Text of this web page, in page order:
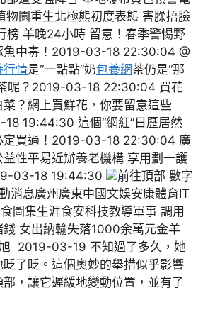
物園重生北極熊初度表態 害臊捂臉
榜 羊晚24小時 留意！春季警惕野
魚中毒！2019-03-18 22:30:04 @
行情是“一點點”奶包養網茶仍是“那
呢？2019-03-18 22:30:04 買花
？網上買鮮花，你要留意這些
19:44:30 這個“網紅”日歷居然
定買過！2019-03-18 22:30:04 廣
性平易近辦養老機構 享用劃一護
03-18 19:44:30
前往頂部 數字
消息廣州廣東中國文娛安康體育IT
圖集生涯食安科技教導軍事 調用
女出納輸失落1000余萬元金羊
2019-03-19 不知過了多久，她
了眨。這個奧妙的舉措似乎影響
，讓它遲緩地變動位置，並有了